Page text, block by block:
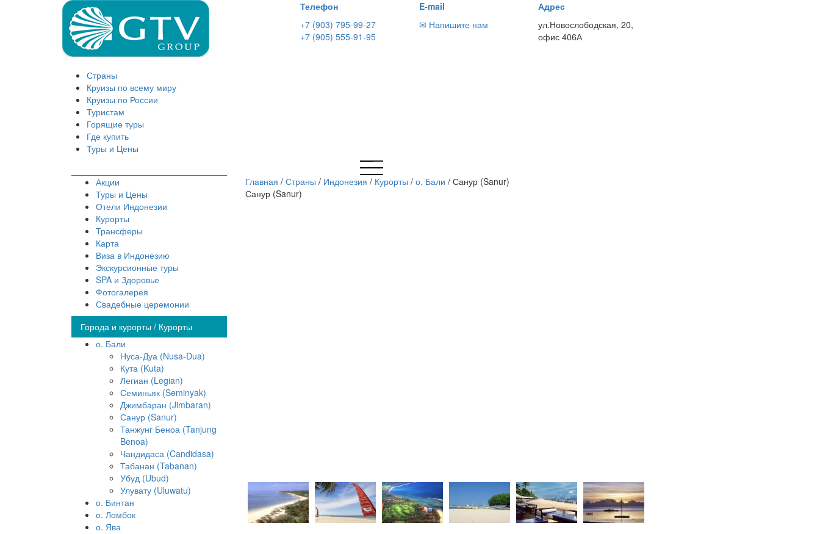
Телефон
+7 (903) 795-99-27
+7 (905) 555-91-95
E-mail
✉ Напишите нам
Адрес
ул.Новослободская, 20,
офис 406А
Страны
Круизы по всему миру
Круизы по России
Туристам
Горящие туры
Где купить
Туры и Цены
Главная / Страны / Индонезия / Курорты / о. Бали / Санур (Sanur)
Санур (Sanur)
Акции
Туры и Цены
Отели Индонезии
Курорты
Трансферы
Карта
Виза в Индонезию
Экскурсионные туры
SPA и Здоровье
Фотогалерея
Свадебные церемонии
Города и курорты / Курорты
о. Бали
Нуса-Дуа (Nusa-Dua)
Кута (Kuta)
Легиан (Legian)
Семиньяк (Seminyak)
Джимбаран (Jimbaran)
Санур (Sanur)
Танжунг Беноа (Tanjung
Benoa)
Чандидаса (Candidasa)
Табанан (Tabanan)
Убуд (Ubud)
Улувату (Uluwatu)
о. Бинтан
о. Ломбок
о. Ява